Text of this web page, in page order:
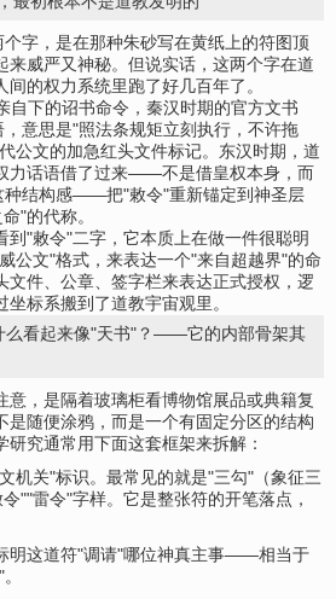
字，是在那种朱砂写在黄纸上的符图顶
威严又神秘。但说实话，这两个字在道
的权力系统里跑了好几百年了。
自下的诏书命令，秦汉时期的官方文书
意思是"照法条规矩立刻执行，不许拖
公文的加急红头文件标记。东汉时期，道
力话语借了过来——不是借皇权本身，而
种结构感——把"敕令"重新锚定到神圣层
"的代称。
到"敕令"二字，它本质上在做一件很聪明
公文"格式，来表达一个"来自超越界"的命
文件、公章、签字栏来表达正式授权，逻
标系搬到了道教宇宙观里。
么看起来像"天书"？——它的内部骨架其
意，是隔着玻璃柜看博物馆展品或典籍复
是随便涂鸦，而是一个有固定分区的结构
究通常用下面这套框架来拆解：
机关"标识。最常见的就是"三勾"（象征三
""雷令"字样。它是整张符的开笔落点，
明这道符"调请"哪位神真主事——相当于